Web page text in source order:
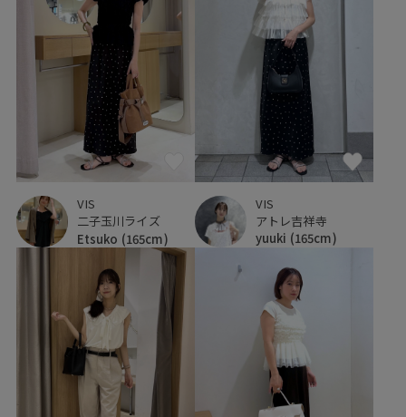
VIS
二子玉川ライズ
Etsuko (165cm)
VIS
アトレ吉祥寺
yuuki (165cm)